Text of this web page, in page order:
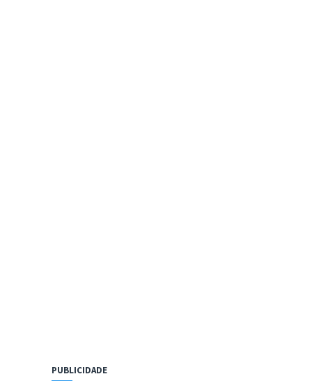
PUBLICIDADE